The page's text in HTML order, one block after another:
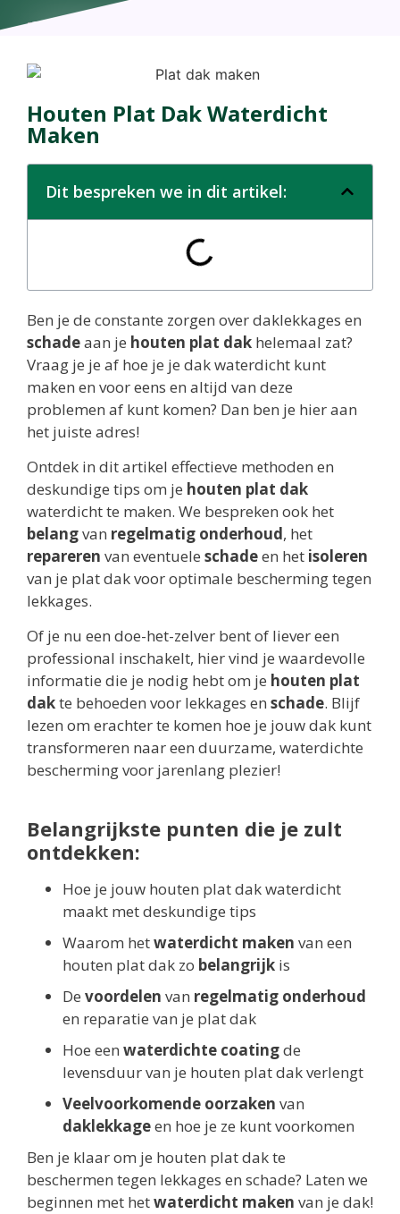
Houten Plat Dak Waterdicht
Maken
Dit bespreken we in dit artikel:
Ben je de constante zorgen over daklekkages en
schadeaan je houten plat dak helemaal zat?
Vraag je je af hoe je je dak waterdicht kunt
maken en voor eens en altijd van deze
problemen af kunt komen? Dan ben je hier aan
het juiste adres!
Ontdek in dit artikel effectieve methoden en
deskundige tips om je houten plat dak
waterdicht te maken. We bespreken ook het
belangvan regelmatig onderhoud, het
repareren van eventuele schadeen het isoleren
van je plat dak voor optimale bescherming tegen
lekkages.
Of je nu een doe-het-zelver bent of liever een
professional inschakelt, hier vind je waardevolle
informatie die je nodig hebt om je houten plat
dakte behoeden voor lekkages en schade. Blijf
lezen om erachter te komen hoe je jouw dak kunt
transformeren naar een duurzame, waterdichte
bescherming voor jarenlang plezier!
Belangrijkste punten die je zult
ontdekken:
Hoe je jouw houten plat dak waterdicht
maakt met deskundige tips
Waarom hetwaterdicht maken van een
houten plat dak zo belangrijk is
De voordelen van regelmatig onderhoud
en reparatie van je plat dak
Hoe een waterdichte coatingde
levensduur van je houten plat dak verlengt
Veelvoorkomende oorzaken van
daklekkageen hoe je ze kunt voorkomen
Ben je klaar om je houten plat dak te
beschermen tegen lekkages en schade? Laten we
beginnen met hetwaterdicht maken van je dak!